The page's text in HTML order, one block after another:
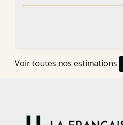
Voir toutes nos estimations